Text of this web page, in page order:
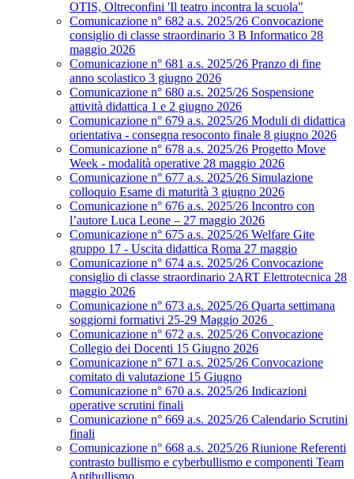
OTIS, Oltreconfini 'Il teatro incontra la scuola"
Comunicazione n° 682 a.s. 2025/26 Convocazione
consiglio di classe straordinario 3 B Informatico 28
maggio 2026
Comunicazione n° 681 a.s. 2025/26 Pranzo di fine
anno scolastico 3 giugno 2026
Comunicazione n° 680 a.s. 2025/26 Sospensione
attività didattica 1 e 2 giugno 2026
Comunicazione n° 679 a.s. 2025/26 Moduli di didattica
orientativa - consegna resoconto finale 8 giugno 2026
Comunicazione n° 678 a.s. 2025/26 Progetto Move
Week - modalità operative 28 maggio 2026
Comunicazione n° 677 a.s. 2025/26 Simulazione
colloquio Esame di maturità 3 giugno 2026
Comunicazione n° 676 a.s. 2025/26 Incontro con
l’autore Luca Leone – 27 maggio 2026
Comunicazione n° 675 a.s. 2025/26 Welfare Gite
gruppo 17 - Uscita didattica Roma 27 maggio
Comunicazione n° 674 a.s. 2025/26 Convocazione
consiglio di classe straordinario 2ART Elettrotecnica 28
maggio 2026
Comunicazione n° 673 a.s. 2025/26 Quarta settimana
soggiorni formativi 25-29 Maggio 2026
Comunicazione n° 672 a.s. 2025/26 Convocazione
Collegio dei Docenti 15 Giugno 2026
Comunicazione n° 671 a.s. 2025/26 Convocazione
comitato di valutazione 15 Giugno
Comunicazione n° 670 a.s. 2025/26 Indicazioni
operative scrutini finali
Comunicazione n° 669 a.s. 2025/26 Calendario Scrutini
finali
Comunicazione n° 668 a.s. 2025/26 Riunione Referenti
contrasto bullismo e cyberbullismo e componenti Team